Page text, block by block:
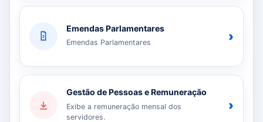
Emendas Parlamentares
Emendas Parlamentares ›
Gestão de Pessoas e Remuneração
Exibe a remuneração mensal dos
servidores.
›